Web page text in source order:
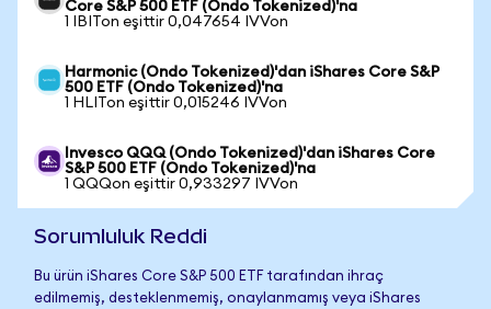
Core S&P 500 ETF (Ondo Tokenized)'na
1 IBITon eşittir 0,047654 IVVon
Harmonic (Ondo Tokenized)'dan iShares Core S&P
500 ETF (Ondo Tokenized)'na
1 HLITon eşittir 0,015246 IVVon
Invesco QQQ (Ondo Tokenized)'dan iShares Core
S&P 500 ETF (Ondo Tokenized)'na
1 QQQon eşittir 0,933297 IVVon
Sorumluluk Reddi
Bu ürün iShares Core S&P 500 ETF tarafından ihraç
edilmemiş, desteklenmemiş, onaylanmamış veya iShares